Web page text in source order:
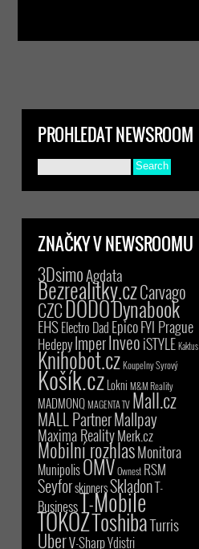
PROHLEDAT NEWSROOM
ZNAČKY V NEWSROOMU
3DsimoAgdata
Bezrealitky.czCarvago
CZCDODODynabook
EHSElectro Dad EpicoFYI Prague
HedepyImperInveoiSTYLE Kaktus
Knihobot.czKoupelny Syrový
Košík.czLokni M&M Reality
MADMONQMAGENTA TV Mall.cz
MALL PartnerMallpay
Maxima RealityMerk.cz
Mobilní rozhlasMonitora
MunipolisOMVOwnest RSM
SeyforskinnersSkladonT-
BusinessT-Mobile
TOKOZToshibaTurris
UberV-SharpYdistri